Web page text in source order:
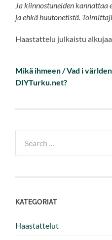
Ja kiinnostuneiden
ja ehkä huutonetistä.
Haastattelu julkaistu
Mikä ihmeen / Vad i
DIYTurku.net?
for:
KATEGORIAT
Haastattelut